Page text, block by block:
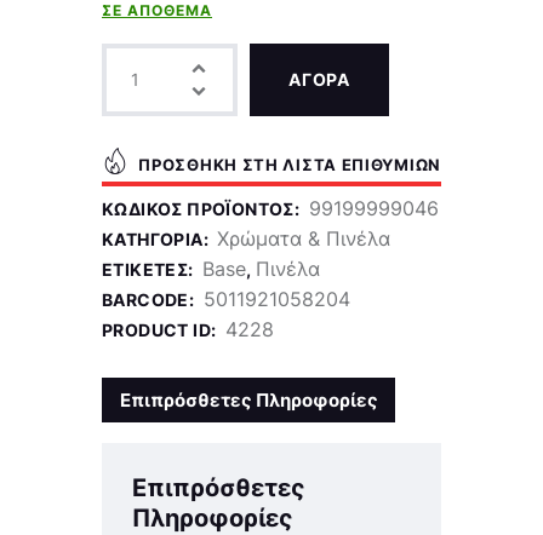
ΣΕ ΑΠΌΘΕΜΑ
ΑΓΟΡΑ
ΠΡΟΣΘΉΚΗ ΣΤΗ ΛΊΣΤΑ ΕΠΙΘΥΜΙΏΝ
ΚΩΔΙΚΌΣ ΠΡΟΪΌΝΤΟΣ: 99199999046
ΚΑΤΗΓΟΡΊΑ: Χρώματα & Πινέλα
ΕΤΙΚΈΤΕΣ: Base, Πινέλα
BARCODE: 5011921058204
PRODUCT ID: 4228
Επιπρόσθετες Πληροφορίες
Επιπρόσθετες
Πληροφορίες